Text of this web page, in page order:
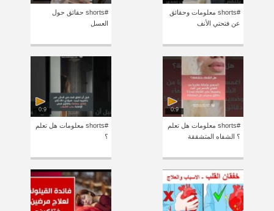
#shorts معلومات وحقائق
عن فتحتي الأنف
#shorts حقائق حول
العسل
0:9
#shorts معلومات هل تعلم
؟ الشفاه المتشققة
0:9
#shorts معلومات هل تعلم
؟